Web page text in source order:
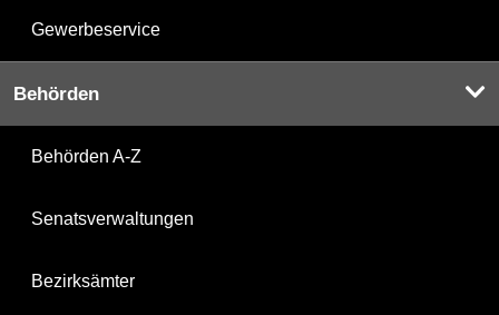
Gewerbeservice
Behörden
Behörden A-Z
Senatsverwaltungen
Bezirksämter